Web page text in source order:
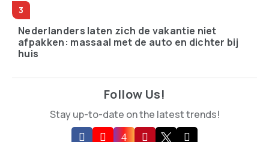
Nederlanders laten zich de vakantie niet
afpakken: massaal met de auto en dichter bij
huis
Follow Us!
Stay up-to-date on the latest trends!